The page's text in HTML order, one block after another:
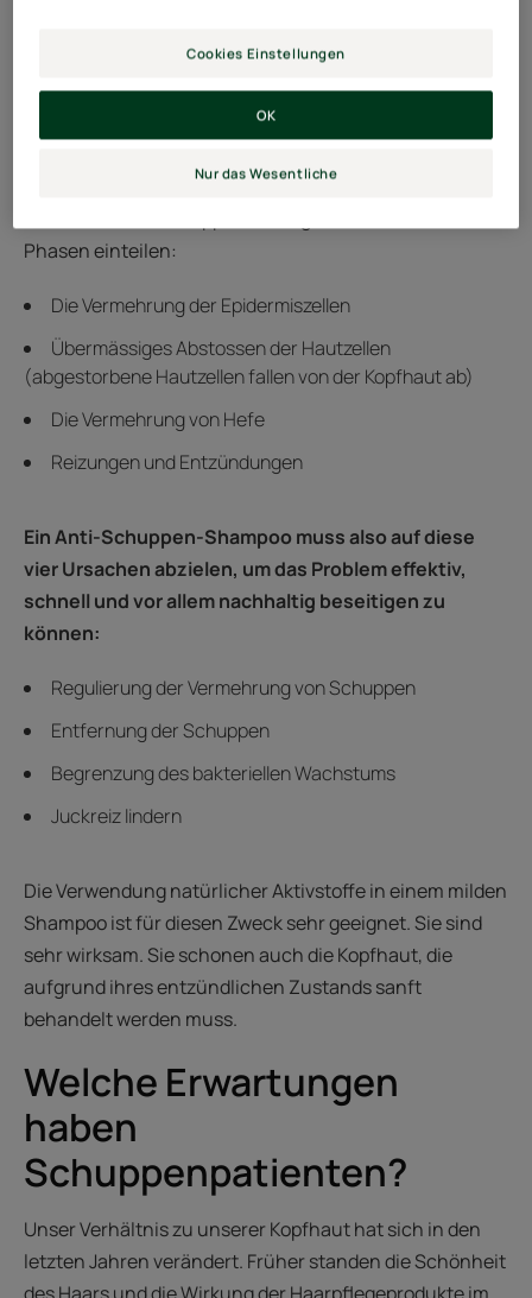
Warum bekommen wir
Schuppen?
Um Schuppen loszuwerden, müssen wir wissen, wie sie
Phasen einteilen:
Die Vermehrung der Epidermiszellen
Übermässiges Abstossen der Hautzellen
(abgestorbene Hautzellen fallen von der Kopfhaut ab)
Die Vermehrung von Hefe
Reizungen und Entzündungen
Ein Anti-Schuppen-Shampoo muss also auf diese
vier Ursachen abzielen, um das Problem effektiv,
schnell und vor allem nachhaltig beseitigen zu
können:
Regulierung der Vermehrung von Schuppen
Entfernung der Schuppen
Begrenzung des bakteriellen Wachstums
Juckreiz lindern
Die Verwendung natürlicher Aktivstoffe in einem milden
Shampoo ist für diesen Zweck sehr geeignet. Sie sind
sehr wirksam. Sie schonen auch die Kopfhaut, die
aufgrund ihres entzündlichen Zustands sanft
behandelt werden muss.
Welche Erwartungen
haben
Schuppenpatienten?
Unser Verhältnis zu unserer Kopfhaut hat sich in den
letzten Jahren verändert. Früher standen die Schönheit
Cookies Einstellungen
Nur das Wesentliche
OK